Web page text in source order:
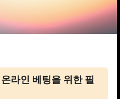
라인 베팅을 위한 필